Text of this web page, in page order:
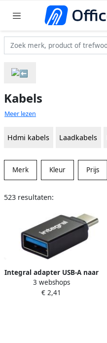
Kabels
Meer lezen
Hdmi kabels Laadkabels
Merk Kleur Prijs
523 resultaten:
Integral adapter USB-A naar
USB-C pak van 2 stuks
3 webshops
€ 2,41